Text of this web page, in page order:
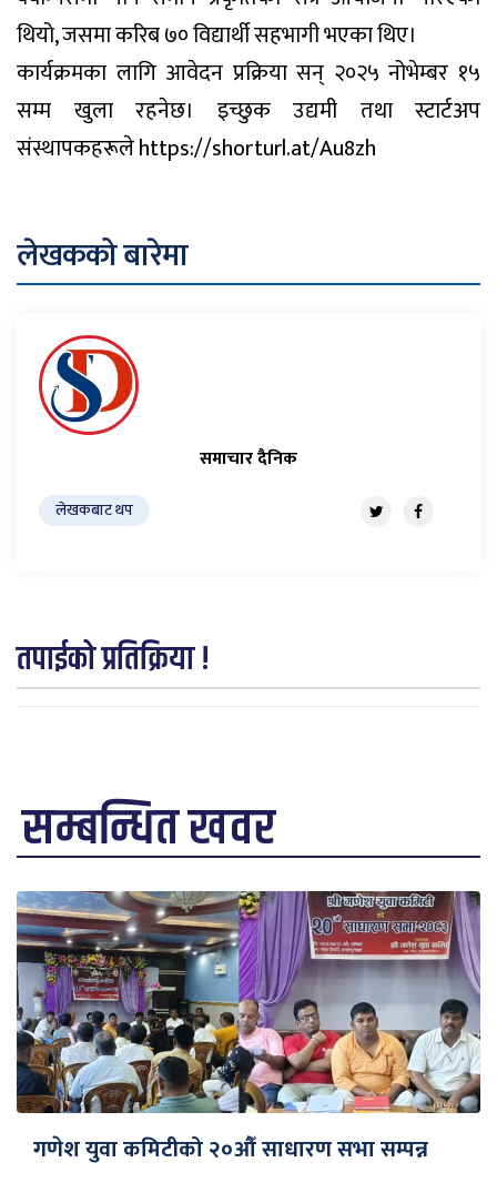
थियो, जसमा करिब ७० विद्यार्थी सहभागी भएका थिए।
कार्यक्रमका लागि आवेदन प्रक्रिया सन् २०२५ नोभेम्बर १५
सम्म खुला रहनेछ। इच्छुक उद्यमी तथा स्टार्टअप
संस्थापकहरूले https://shorturl.at/Au8zh
लेखकको बारेमा
समाचार दैनिक
लेखकबाट थप
तपाईको प्रतिक्रिया !
सम्बन्धित खवर
गणेश युवा कमिटीको २०औँ साधारण सभा सम्पन्न